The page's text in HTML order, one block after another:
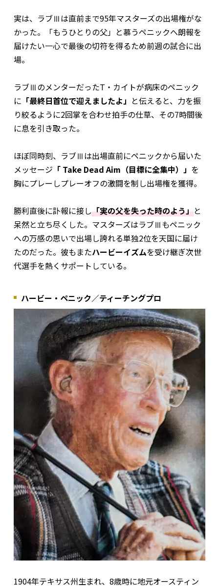
実は、ラブⅢは直前まで95年マスターズの出場権がな
かった。「もうひとりの父」と慕うペニックへ朗報を
届けたい一心で最後の切符を得るため前週の試合に出
場。
ラブⅢのメンターだったT・カイトが病床のペニック
に 「最終日首位で迎えましたよ」 と伝えると、力を振
り絞るように2回掌を合わせ拍手の仕草、その7時間後
に息を引き取った。
ほぼ同時刻、ラブⅢは出場直前にペニックから届いた
メッセージ 「 Take Dead Aim（目標に全集中）」 を
胸にプレーしプレーオフの激闘を制し出場権を獲得。
勝利直後に訃報に接し「実の父を失った時のよう」と
呆然と立ち尽くした。マスターズはラブⅢもペニック
への万感の思いで出場し誇れる単独2位を天国に届け
たのだった。彼もまたハービーイズムを受け継ぎ次世
代選手を熱くサポートしている。
ハービー・ペニック／ティーチングプロ
1904年テキサス州生まれ、8歳時に地元オースティン